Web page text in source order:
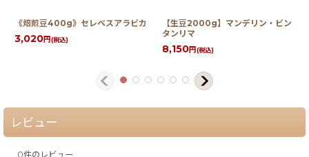
《焙煎豆400g》セレベスアラビカ
3,020円(税込)
【生豆2000g】マンデリン・ビン
タンリマ
8,150円(税込)
レビュー
0件のレビュー